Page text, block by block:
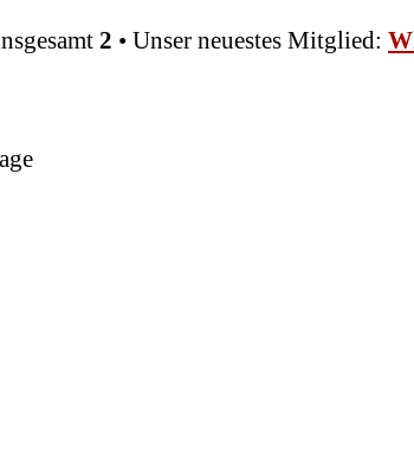
2 • Unser neuestes Mitglied: